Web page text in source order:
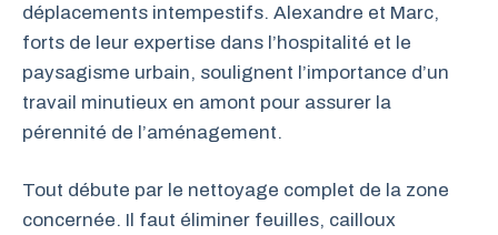
déplacements intempestifs. Alexandre et Marc,
forts de leur expertise dans l’hospitalité et le
paysagisme urbain, soulignent l’importance d’un
travail minutieux en amont pour assurer la
pérennité de l’aménagement.
Tout débute par le nettoyage complet de la zone
concernée. Il faut éliminer feuilles, cailloux